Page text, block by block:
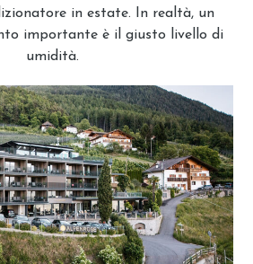
in estate. In realtà, un
importante è il giusto livello di
umidità.